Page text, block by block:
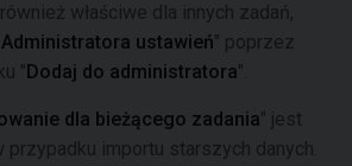
właściwe dla innych zadań,
Administratora ustawień" poprzez
"Dodaj do administratora".
dla bieżącego zadania" jest
importu starszych danych.